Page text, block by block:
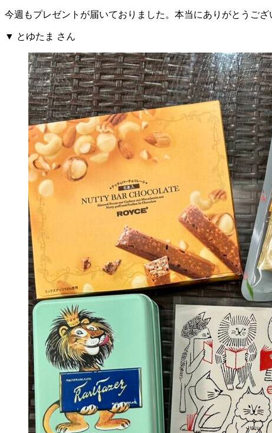
今週もプレゼントが届いておりました。本当にありがとうござ
▼ とゆたま さん